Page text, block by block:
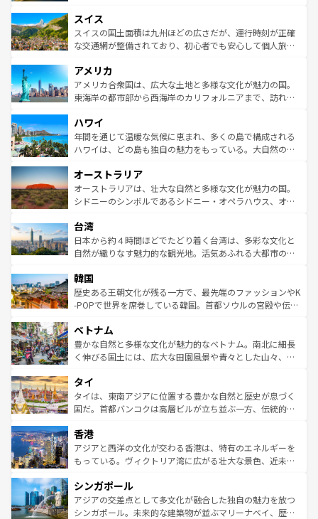
れる地方に足を運ぶとそれぞれで全く異なる文化を体験で
きるだろう。 なお、新着のフランス情報はコンテンツ一覧
を参照してほしい。
は、お酒好きな人にはぜひ体験してほしい。 なお、新着の
ドイツ情報はコンテンツ一覧を参照してほしい。
リアごとに異なる魅力がある。また、優雅なアフタヌーン
ティー、ビール好きにはたまらない英国パブ、サッカー観
戦など、本場だからこそできる体験も豊富。イギリスを旅
ンツ一覧を参照してほしい。
スイス
スイスの国土面積は九州ほどの広さだが、運行時刻が正確
な交通網が整備されており、初心者でも安心して個人旅行
の建物がそのまま残る町や、スイスならではのユニークな
博物館もあり、アルプス観光だけでなく町歩きも満喫する
ことができる。国民の所得が高いため物価も高いが、旅行
ば市内交通費無料で観光を楽しむこともできる。 なお、新
着のスイス情報はコンテンツ一覧 を参照してほしい。
アメリカ
アメリカ合衆国は、広大な土地と多様な文化が魅力の国。
東海岸の都市部から西海岸のカリフォルニアまで、訪れる
のような巨大都市は、観光、ショッピング、エンターテイ
ンメントが詰まった刺激的なスポットだ。一方、アメリカ
西部には大自然が広がり、グランドキャニオンやイエロー
部のニューオーリンズでは、音楽と美食が融合した独特の
文化が魅力。旅行者はアメリカの各地域で異なる魅力を楽
しみながら、その多様性と豊かな歴史を感じることができ
ならではの贅沢な旅のスタイルだ。 なお、新着のアメリカ
情報はコンテンツ一覧を参照してほしい。
ハワイ
年間を通じて温暖な気候に恵まれ、多くの島で構成される
ハワイは、どの島も独自の魅力をもっている。大自然の神
ワイ島は見逃せない。また、定番の観光地といえばオアフ
島だが、静かな自然を求めるならマウイ島やカウアイ島が
おすすめ。エメラルドグリーンに輝く海をはじめ、豊かな
れるおもてなしの心で訪れる人々を迎えてくれるハワイの
人々、おいしいローカルフードやハワイアンミュージッ
ク、伝統的なフラダンスなど、すべてがハワイの魅力を彩
ワイを、存分に味わってほしい。 なお、新着のハワイ情報
はコンテンツ一覧を参照してほしい。
オーストラリア
オーストラリアは、壮大な自然と多様な文化が魅力の国。
シドニーのシンボルであるシドニー・オペラハウス、オー
リアリーフや大陸中央部にそびえるウルル（エアーズロッ
ク）、タスマニアの美しい原生林やケアンズの熱帯雨林な
ど、見どころがたくさん。また、カフェやワイン、オージ
いる。アクティビティも充実しており、サーフィンやダイ
ビング、ハイキングなど、アウトドア好きにはたまらな
い。オーストラリアの多彩な魅力を存分に味わいつくそ
参照してほしい。
台湾
日本から約４時間ほどでたどり着く台湾は、多彩な文化と
自然が織りなす魅力的な観光地。活気あふれる大都市の台
ン）、静ひつな山岳地帯である台湾東部など、都市の喧騒
と山間の静けさが共存しており、訪れる人に新しい発見と
驚きをもたらしてくれる。また、奥深い台湾の食文化も魅
容にもいいと評判のスイーツなど、バラエティ豊かな料理
が味わえる。 なお、新着の台湾情報は コンテンツ一覧を参
照してほしい。
韓国
歴史ある王朝文化が残る一方で、最先端のファッションやK
-POPで世界を席巻している韓国。首都ソウルの宮殿や伝統
き、地方に足を延ばせば四季折々の自然美を楽しむことが
できる。そして、キムチや焼肉、絶品のストリートフード
まで、さまざまな韓国料理が待っている。夜には、韓国な
リティに包まれながら、韓国の多彩な魅力を心ゆくまで味
わってみてほしい。 なお、新着の韓国情報はコンテンツ一
覧を参照してほしい。
ベトナム
豊かな自然と多様な文化が魅力的なベトナム。南北に細長
く伸びる国土には、広大な田園風景や青々とした山々、世
急速な発展と共に伝統が息づく。ハノイの古い町並みやホ
ーチミン市のフランス統治時代の建物も、独特の雰囲気を
醸し出している。また、バラエティの豊かさとおいしさで
とつ。フォーやバインミー、ベトナムコーヒーなどは、ぜ
ひ現地で味わいたい。どの地域を訪れてもあたたかい人々
が旅行者を迎えてくれるので、きっと忘れられない旅にな
参照してほしい。
タイ
タイは、東南アジアに位置する豊かな自然と歴史が息づく
国だ。首都バンコクは高層ビルが立ち並ぶ一方、伝統的な
の活気が交差している。北部ではチェンマイなどの山岳地
帯で自然と触れ合い、南部ではプーケットやクラビの美し
いビーチでリゾート気分を楽しむことができる。タイ料理
激する。気候は一年中温暖で、どの季節にも異なる楽しみ
が待っている。親しみやすいタイの人々、仏教を中心とし
た文化、そして多様な観光資源が、訪れる旅人を魅了し続
香港
アジアと西洋の文化が交わる香港は、特有のエネルギーを
もっている。ヴィクトリア湾に広がる壮大な景色、近未来
み、どこを訪れても感動するはず。観光スポットが密集し
ており、効率よく見どころを回れるのも魅力。息をのむよ
うな絶景から文化的な体験まで、香港を存分に楽しみ尽く
シンガポール
アジアの交差点として多文化が融合した独自の魅力を放つ
シンガポール。未来的な建築物が並ぶマリーナベイ、歴史